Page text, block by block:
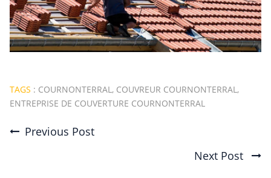
TAGS : COURNONTERRAL , COUVREUR COURNONTERRAL ,
ENTREPRISE DE COUVERTURE COURNONTERRAL
Post
Previous Post
Next Post